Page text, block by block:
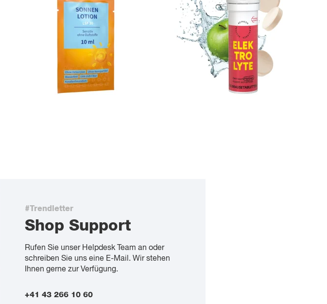
#Trendletter
Shop Support
Rufen Sie unser Helpdesk Team an oder
schreiben Sie uns eine E-Mail. Wir stehen
Ihnen gerne zur Verfügung.
+41 43 266 10 60